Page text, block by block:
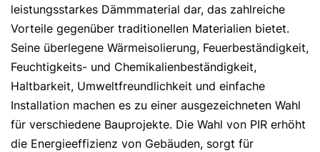
leistungsstarkes Dämmmaterial dar, das zahlreiche
Vorteile gegenüber traditionellen Materialien bietet.
Seine überlegene Wärmeisolierung, Feuerbeständigkeit,
Feuchtigkeits- und Chemikalienbeständigkeit,
Haltbarkeit, Umweltfreundlichkeit und einfache
Installation machen es zu einer ausgezeichneten Wahl
für verschiedene Bauprojekte. Die Wahl von PIR erhöht
die Energieeffizienz von Gebäuden, sorgt für